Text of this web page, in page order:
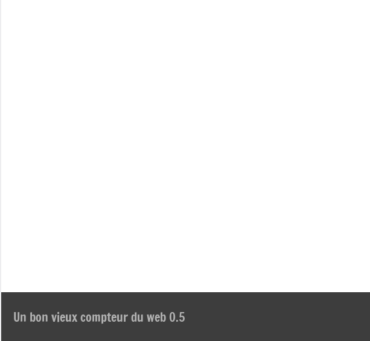
Un bon vieux compteur du web 0.5